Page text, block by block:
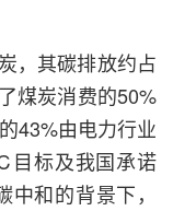
，其碳排放约占
煤炭消费的50%
43%由电力行业
目标及我国承诺
和的背景下，